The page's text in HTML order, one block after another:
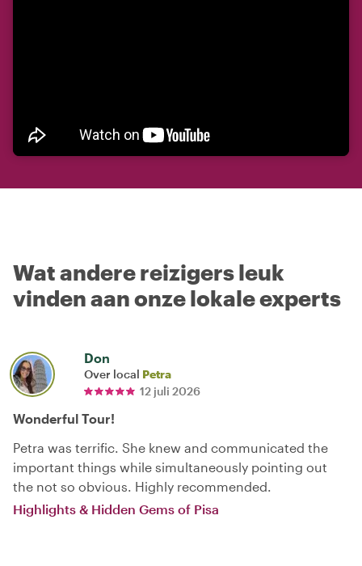
Wat andere reizigers leuk
vinden aan onze lokale experts
Don
Over local Petra
12 juli 2026
Wonderful Tour!
Petra was terrific. She knew and communicated the
important things while simultaneously pointing out
the not so obvious. Highly recommended.
Highlights & Hidden Gems of Pisa